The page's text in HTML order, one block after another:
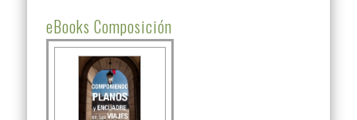
eBooks Composición